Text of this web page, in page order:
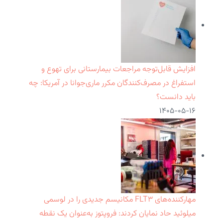
افزایش قابل‌توجه مراجعات بیمارستانی برای تهوع و
استفراغ در مصرف‌کنندگان مکرر ماری‌جوانا در آمریکا: چه
باید دانست؟
۱۴۰۵-۰۵-۱۶
مهارکننده‌های FLT۳ مکانیسم جدیدی را در لوسمی
میلوئید حاد نمایان کردند: فروپتوز به‌عنوان یک نقطه